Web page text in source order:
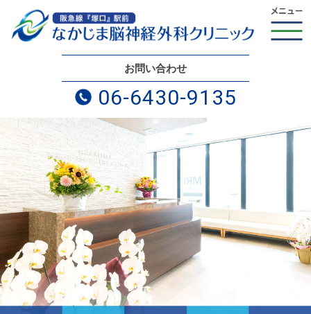
お問い合わせ
06-6430-9135